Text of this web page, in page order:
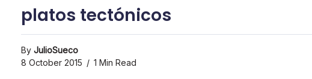
platos tectónicos
By JulioSueco
8 October 2015
1 Min Read